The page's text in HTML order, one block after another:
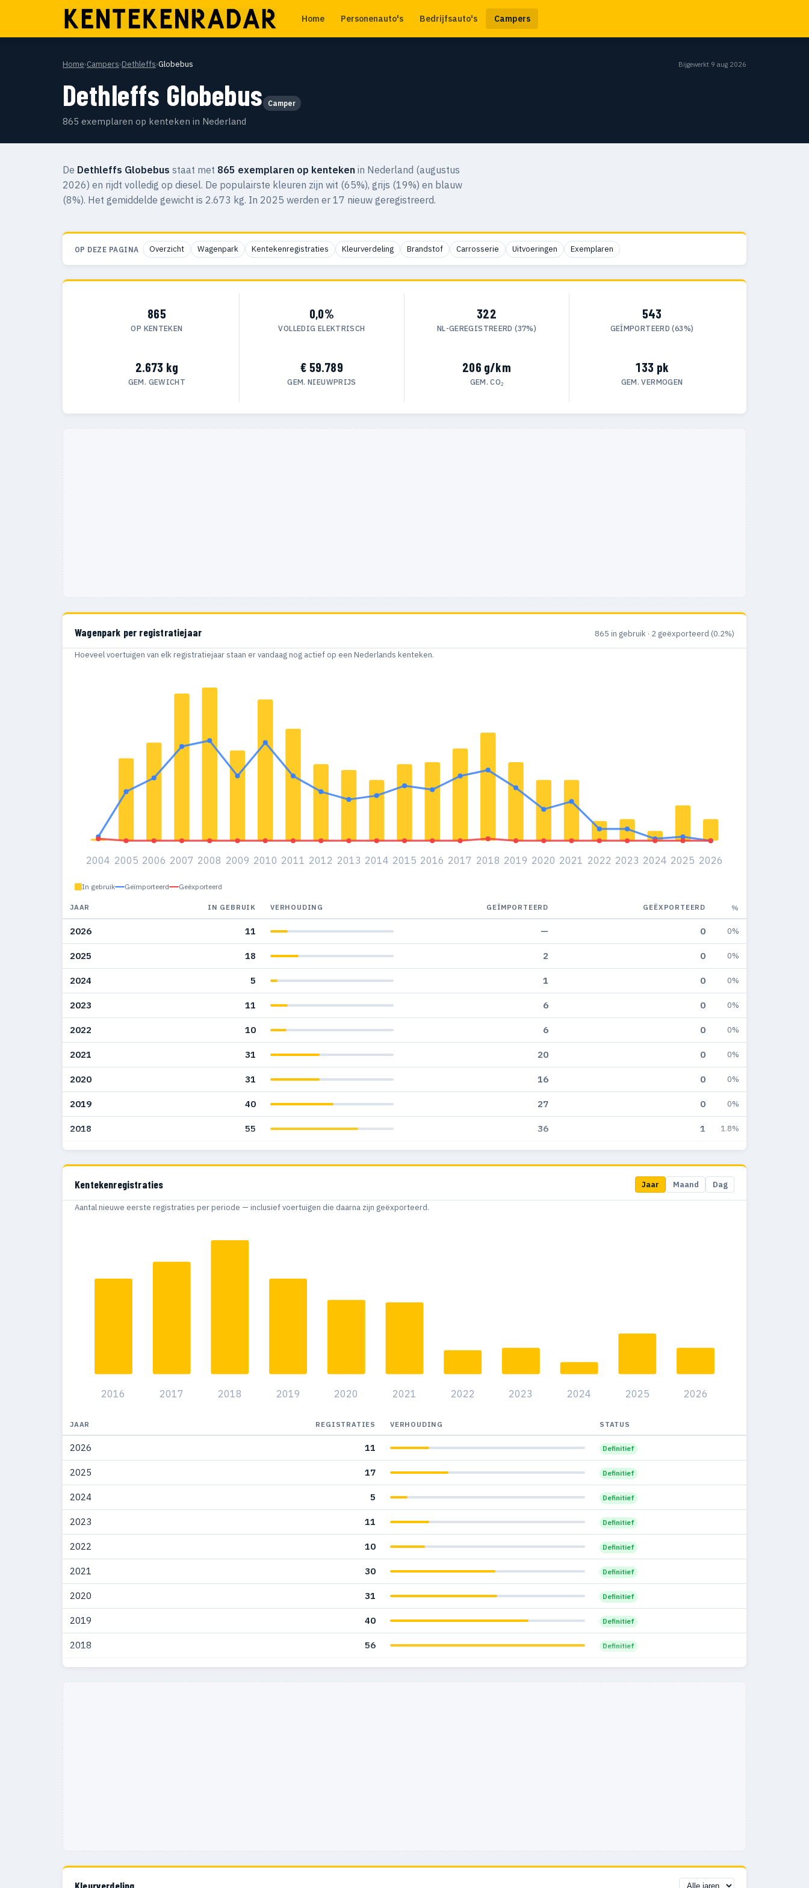
Home Personenauto's Bedrijfsauto's Campers
Home›Campers›Dethleffs›Globebus Bijgewerkt 9 aug 2026
Dethleffs Globebus Camper
865 exemplaren op kenteken in Nederland
De Dethleffs Globebus staat met 865 exemplaren op kenteken in Nederland (augustus
2026) en rijdt volledig op diesel. De populairste kleuren zijn wit (65%), grijs (19%) en blauw
(8%). Het gemiddelde gewicht is 2.673 kg. In 2025 werden er 17 nieuw geregistreerd.
OP DEZE PAGINA Overzicht Wagenpark Kentekenregistraties Kleurverdeling Brandstof Carrosserie Uitvoeringen Exemplaren
865
OP KENTEKEN
0,0%
VOLLEDIG ELEKTRISCH
322
NL-GEREGISTREERD (37%)
543
GEÏMPORTEERD (63%)
2.673 kg
GEM. GEWICHT
€ 59.789
GEM. NIEUWPRIJS
206 g/km
GEM. CO₂
133 pk
GEM. VERMOGEN
Wagenpark per registratiejaar 865 in gebruik · 2 geëxporteerd (0.2%)
Hoeveel voertuigen van elk registratiejaar staan er vandaag nog actief op een Nederlands kenteken.
2004 2005 2006 2007 2008 2009 2010 2011 2012 2013 2014 2015 2016 2017 2018 2019 2020 2021 2022 2023 2024 2025 2026
In gebruik Geïmporteerd Geëxporteerd
JAAR IN GEBRUIK VERHOUDING GEÏMPORTEERD GEËXPORTEERD %
2026 11 — 0 0%
2025 18 2 0 0%
2024 5 1 0 0%
2023 11 6 0 0%
2022 10 6 0 0%
2021 31 20 0 0%
2020 31 16 0 0%
2019 40 27 0 0%
2018 55 36 1 1.8%
2017 47 33 0
0 0%
2015 39 28 0 0%
33 0
78 51 0
0
2006
2005 25
2004 2
Kentekenregistraties Jaar Maand Dag
Aantal nieuwe eerste registraties per periode — inclusief voertuigen die daarna zijn geëxporteerd.
2016 2017 2018 2019 2020 2021 2022 2023 2024 2025 2026
JAAR REGISTRATIES VERHOUDING STATUS
2026 11 Definitief
2025 17 Definitief
2024 5 Definitief
2023 11 Definitief
2022 10 Definitief
2021 30 Definitief
2020 31 Definitief
2019 40 Definitief
2018 56 Definitief
2017 47